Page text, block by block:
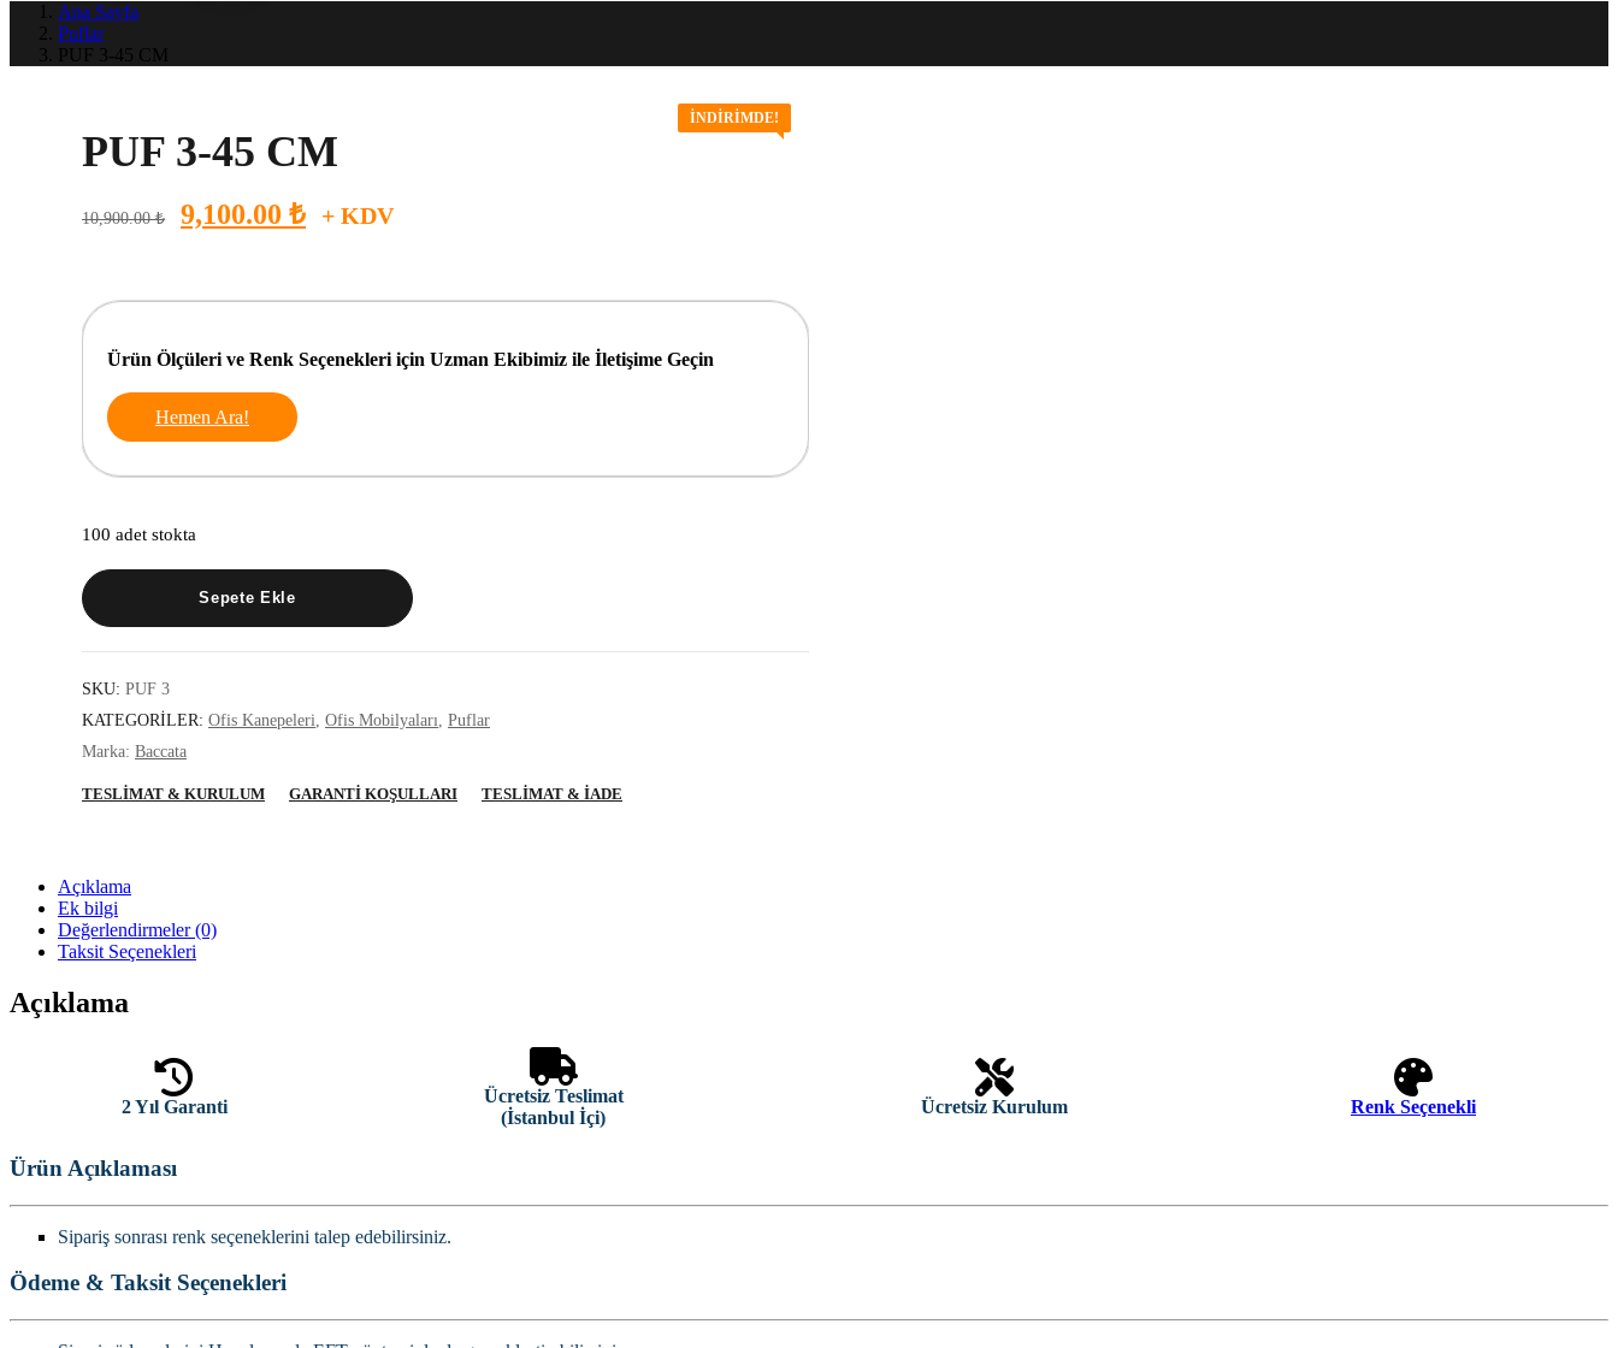
Ana Sayfa
Puflar
PUF 3-45 CM
İNDIRIMDE!
PUF 3-45 CM
10,900.00₺
Orijinal
9,100.00 ₺ Şu
9,100.00 ₺.
+ KDV
Ürün Ölçüleri ve Renk Seçenekleri için Uzman Ekibimiz ile İletişime Geçin
Hemen Ara!
100 adet stokta
PUF
3-
45
Sepete Ekle
SKU: PUF 3
KATEGORILER: Ofis Kanepeleri, Ofis Mobilyaları, Puflar
Marka: Baccata
TESLIMAT & KURULUM GARANTI KOŞULLARI TESLIMAT & İADE
Açıklama
Ek bilgi
Değerlendirmeler (0)
Taksit Seçenekleri
Açıklama
2 Yıl Garanti
Ücretsiz Teslimat
(İstanbul İçi)
Ücretsiz Kurulum Renk Seçenekli
Ürün Açıklaması
Sipariş sonrası renk seçeneklerini talep edebilirsiniz.
Ödeme & Taksit Seçenekleri